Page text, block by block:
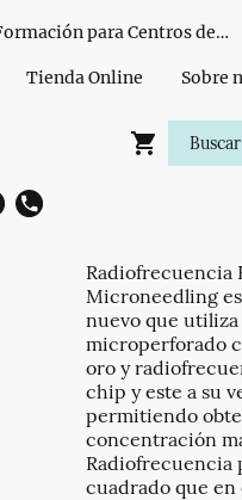
Formación para Centros de Estética
Tienda Online Sobre
Radiofrecuencia
Microneedling
nuevo que
microperforado
oro y
chip y este a su
permitiendo
concentración
cuadrado que en